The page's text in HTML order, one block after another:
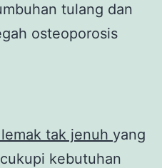
tulang dan
osteoporosis
tak jenuh yang
kebutuhan